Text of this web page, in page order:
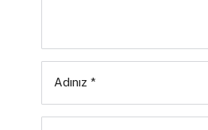
Adınız *